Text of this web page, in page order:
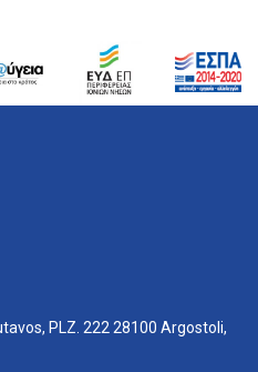
PLZ. 222 28100 Argostoli,